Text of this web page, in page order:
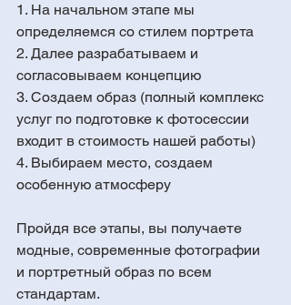
1. На начальном этапе мы
определяемся со стилем портрета
2. Далее разрабатываем и
согласовываем концепцию
3. Создаем образ (полный комплекс
услуг по подготовке к фотосессии
входит в стоимость нашей работы)
4. Выбираем место, создаем
особенную атмосферу
Пройдя все этапы, вы получаете
модные, современные фотографии
и портретный образ по всем
стандартам.